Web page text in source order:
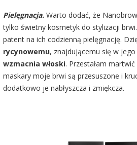
Pielęgnacja. Warto dodać, że
tylko świetny kosmetyk do stylizacji
patent na ich codzienną pielęgnację.
rycynowemu, znajdującemu się w jego
wzmacnia włoski. Przestałam
maskary moje brwi są przesuszone i
dodatkowo je nabłyszcza i zmiękcza.